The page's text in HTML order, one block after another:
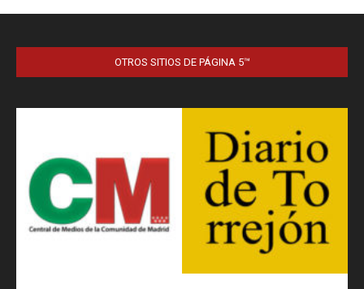
OTROS SITIOS DE PÁGINA 5™